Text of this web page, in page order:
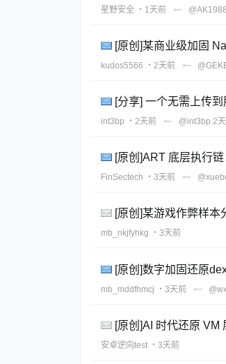
星野安全 ・1天前
[原创]某商业级加固
kudos5566
・2天前
[分享] 一个无需上传
int3bp ・2天前 @int3bp 2
[原创]ART 底层执行
FinSectech ・3天前
[原创]某游戏作弊样本
mb_nkjfyhkg ・3天前
[原创]数字加固还原
mb_mddfhmcj
・3天前
[原创]AI 时代还原 VM
安卓逆向test ・3天前